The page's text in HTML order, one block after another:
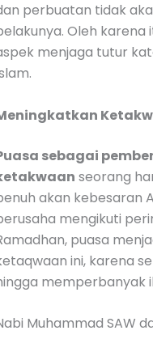
perbuatan tidak
Oleh karena
menjaga tutur
sebagai
seorang
akan kebesaran
mengikuti
puasa
ini, karena
memperbanyak
Muhammad SAW